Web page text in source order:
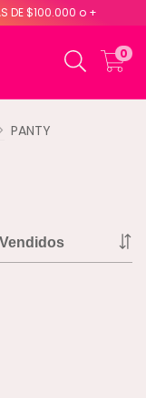
DE $100.000 o +
0
> PANTY